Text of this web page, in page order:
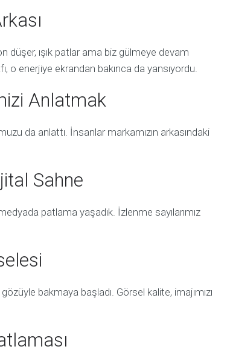
düşer, ışık patlar ama biz gülmeye devam
o enerjiye ekrandan bakınca da yansıyordu.
Anlatmak
da anlattı. İnsanlar markamızın arkasındaki
Sahne
patlama yaşadık. İzlenme sayılarımız
bakmaya başladı. Görsel kalite, imajımızı